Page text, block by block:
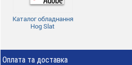
Каталог обладнання
Hog Slat
Оплата та доставка